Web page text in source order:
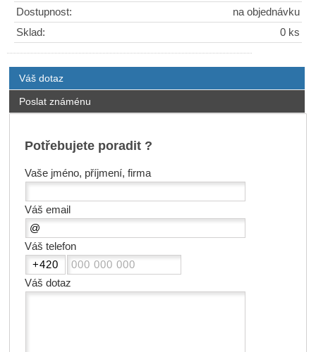
Dostupnost:
na objednávku
Sklad:
0 ks
Váš dotaz
Poslat známénu
Potřebujete poradit ?
Vaše jméno, příjmení, firma
Váš email
Váš telefon
Váš dotaz